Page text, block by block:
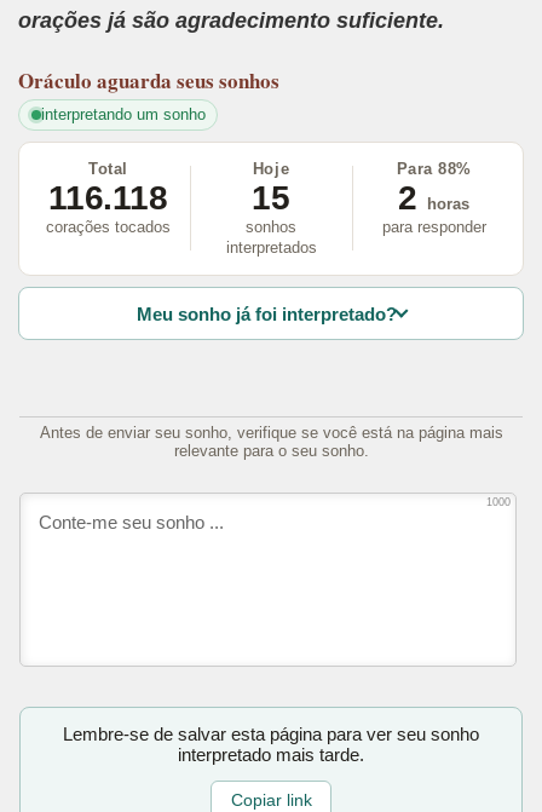
orações já são agradecimento suficiente.
Oráculo aguarda seus sonhos
interpretando um sonho
Total
116.118
corações tocados
Hoje
15
sonhos
interpretados
Para 88%
2
horas
para responder
Meu sonho já foi interpretado?
Antes de enviar seu sonho, verifique se você está na página mais
relevante para o seu sonho.
1000
Lembre-se de salvar esta página para ver seu sonho
interpretado mais tarde.
Copiar link